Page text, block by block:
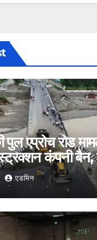
पुल एप्रोच रोड
कंपनी बैन,
एडमिन